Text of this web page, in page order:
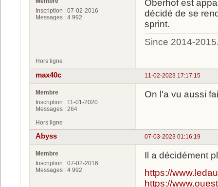
Inscription : 07-02-2016
Messages : 4 992
Oberhof est
décidé de se
sprint.
Since 2014-
Hors ligne
11-02-2023 17:17:15
max40c
Membre
Inscription : 11-01-2020
Messages : 264
On l'a vu aussi
Hors ligne
07-03-2023 01:16:19
Abyss
Membre
Inscription : 07-02-2016
Messages : 4 992
Il a décidément
https://
https://